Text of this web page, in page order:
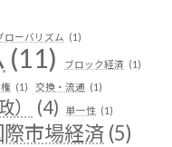
ローバリズム (1)
(11) ブロック経済 (1)
(1) 交換・流通 (1)
） (4) 単一性 (1)
際市場経済 (5)